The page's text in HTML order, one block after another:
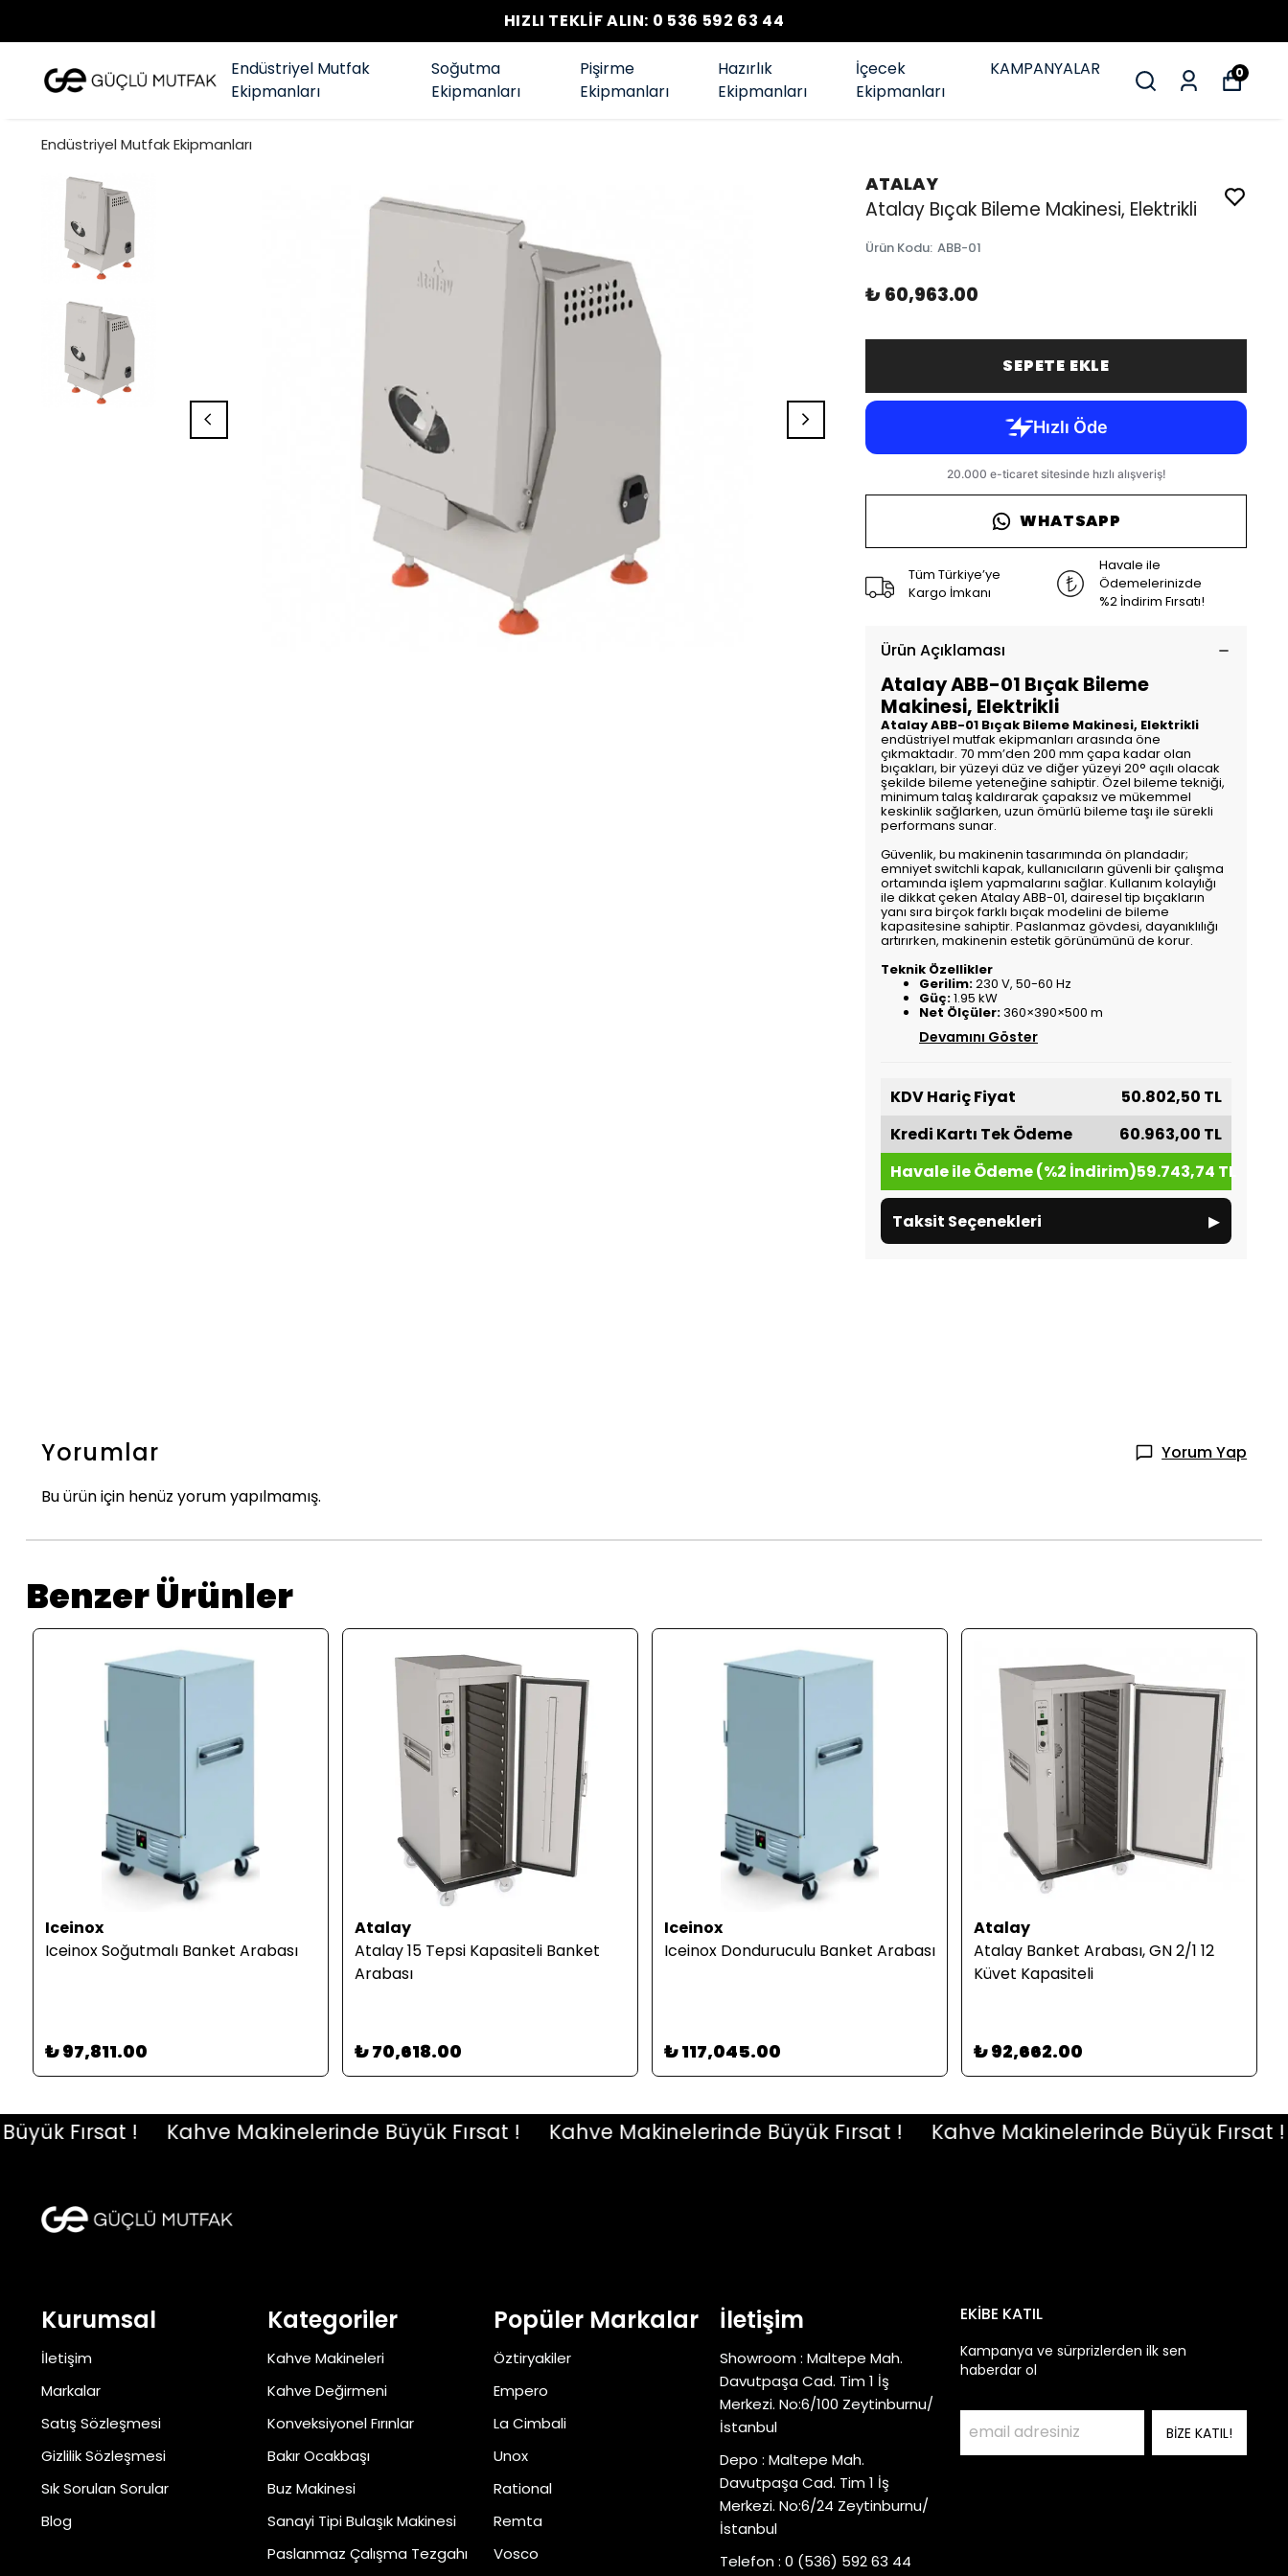
HIZLI TEKLİF ALIN: 0 536 592 63 44
Endüstriyel Mutfak
Ekipmanları
Soğutma
Ekipmanları
Pişirme
Ekipmanları
Hazırlık
Ekipmanları
İçecek
Ekipmanları
KAMPANYALAR 0
Endüstriyel Mutfak Ekipmanları
ATALAY
Atalay Bıçak Bileme Makinesi, Elektrikli
Ürün Kodu: ABB-01
₺ 60,963.00
SEPETE EKLE
WHATSAPP
Tüm Türkiye’ye
Kargo İmkanı
Havale ile
Ödemelerinizde
%2 İndirim Fırsatı!
Ürün Açıklaması
Atalay ABB-01 Bıçak Bileme
Makinesi, Elektrikli
Atalay ABB-01 Bıçak Bileme Makinesi, Elektrikli
endüstriyel mutfak ekipmanları arasında öne
çıkmaktadır. 70 mm’den 200 mm çapa kadar olan
bıçakları, bir yüzeyi düz ve diğer yüzeyi 20° açılı olacak
şekilde bileme yeteneğine sahiptir. Özel bileme tekniği,
minimum talaş kaldırarak çapaksız ve mükemmel
keskinlik sağlarken, uzun ömürlü bileme taşı ile sürekli
performans sunar.
Güvenlik, bu makinenin tasarımında ön plandadır;
emniyet switchli kapak, kullanıcıların güvenli bir çalışma
ortamında işlem yapmalarını sağlar. Kullanım kolaylığı
ile dikkat çeken Atalay ABB-01, dairesel tip bıçakların
yanı sıra birçok farklı bıçak modelini de bileme
kapasitesine sahiptir. Paslanmaz gövdesi, dayanıklılığı
artırırken, makinenin estetik görünümünü de korur.
Teknik Özellikler
Gerilim:230 V, 50-60 Hz
Güç:1.95 kW
Net Ölçüler:360×390×500 m
Devamını Göster
KDV Hariç Fiyat
50.802,50 TL
Kredi Kartı Tek Ödeme
60.963,00 TL
Havale ile Ödeme (%2 İndirim)59.743,74 TL
Taksit Seçenekleri ▸
Yorumlar
Yorum Yap
Bu ürün için henüz yorum yapılmamış.
Benzer Ürünler
Iceinox
Iceinox Soğutmalı Banket Arabası
₺ 97,811.00
Atalay
Atalay 15 Tepsi Kapasiteli Banket
Arabası
₺ 70,618.00
Iceinox
Iceinox Donduruculu Banket Arabası
₺ 117,045.00
Atalay
Atalay Banket Arabası, GN 2/1 12
Küvet Kapasiteli
₺ 92,662.00
Fırsat ! Kahve Makinelerinde Büyük Fırsat ! Kahve Makinelerinde Büyük Fırsat ! Kahve Makinelerinde Büyük Fırsat !
Kurumsal
İletişim
Markalar
Satış Sözleşmesi
Gizlilik Sözleşmesi
Sık Sorulan Sorular
Blog
Kategoriler
Kahve Makineleri
Kahve Değirmeni
Konveksiyonel Fırınlar
Bakır Ocakbaşı
Buz Makinesi
Sanayi Tipi Bulaşık Makinesi
Paslanmaz Çalışma Tezgahı
Popüler Markalar
Öztiryakiler
Empero
La Cimbali
Unox
Rational
Remta
Vosco
İletişim
Showroom : Maltepe Mah.
Davutpaşa Cad. Tim 1 İş
Merkezi. No:6/100 Zeytinburnu/
İstanbul
Depo : Maltepe Mah.
Davutpaşa Cad. Tim 1 İş
Merkezi. No:6/24 Zeytinburnu/
İstanbul
Telefon : 0 (536) 592 63 44
EKİBE KATIL
Kampanya ve sürprizlerden ilk sen
haberdar ol
BİZE KATIL!